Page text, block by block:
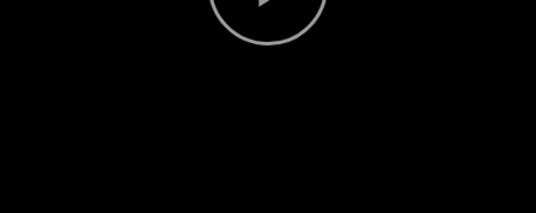
Play